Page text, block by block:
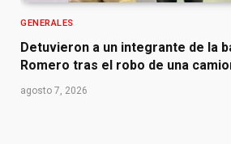
GENERALES
Detuvieron a un integrante de la
Romero tras el robo de una
agosto 7, 2026